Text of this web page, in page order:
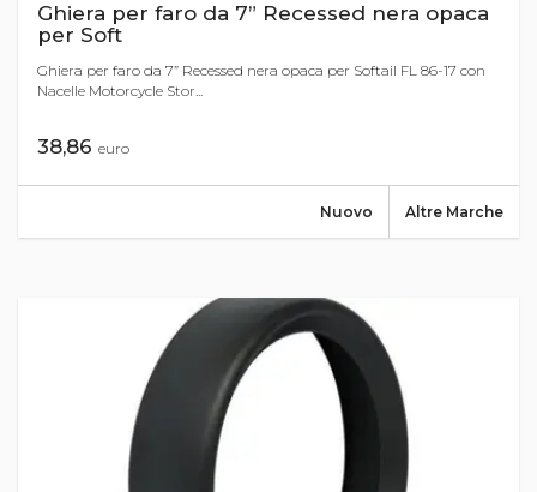
Ghiera per faro da 7” Recessed nera opaca
per Soft
Ghiera per faro da 7” Recessed nera opaca per Softail FL 86-17 con
Nacelle Motorcycle Stor...
38,86 euro
Altre Marche
Nuovo